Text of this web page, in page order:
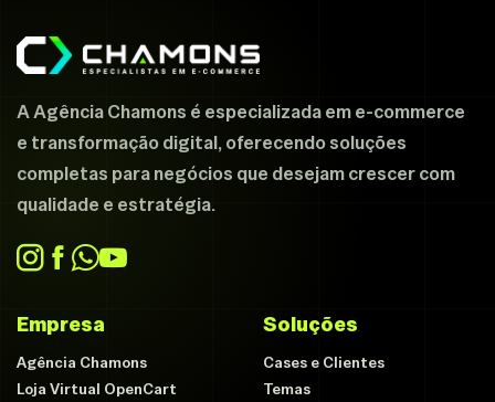
A Agência Chamons é especializada em e-commerce
e transformação digital, oferecendo soluções
completas para negócios que desejam crescer com
qualidade e estratégia.
Empresa
Agência Chamons
Loja Virtual OpenCart
Soluções
Cases e Clientes
Temas